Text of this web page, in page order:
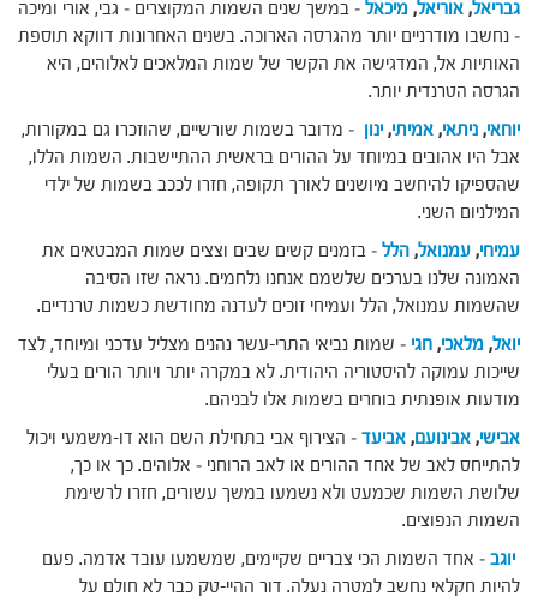
גבריאל, אוריאל, מיכאל – במשך שנים השמות המקוצרים – גבי, אורי ומיכה
– נחשבו מודרניים יותר מהגרסה הארוכה. בשנים האחרונות דווקא תוספת
האותיות אל, המדגישה את הקשר של שמות המלאכים לאלוהים, היא
הגרסה הטרנדית יותר.
יוחאי, ניתאי, אמיתי, ינון – מדובר בשמות שורשיים, שהוזכרו גם במקורות,
אבל היו אהובים במיוחד על ההורים בראשית ההתיישבות. השמות הללו,
שהספיקו להיחשב מיושנים לאורך תקופה, חזרו לככב בשמות של ילדי
המילניום השני.
עמיחי, עמנואל, הלל – בזמנים קשים שבים וצצים שמות המבטאים את
האמונה שלנו בערכים שלשמם אנחנו נלחמים. נראה שזו הסיבה
שהשמות עמנואל, הלל ועמיחי זוכים לעדנה מחודשת כשמות טרנדיים.
יואל, מלאכי, חגי – שמות נביאי התרי-עשר נהנים מצליל עדכני ומיוחד, לצד
שייכות עמוקה להיסטוריה היהודית. לא במקרה יותר ויותר הורים בעלי
מודעות אופנתית בוחרים בשמות אלו לבניהם.
אבישי, אבינועם, אביעד – הצירוף אבי בתחילת השם הוא דו-משמעי ויכול
להתייחס לאב של אחד ההורים או לאב הרוחני – אלוהים. כך או כך,
שלושת השמות שכמעט ולא נשמעו במשך עשורים, חזרו לרשימת
השמות הנפוצים.
יוגב – אחד השמות הכי צבריים שקיימים, שמשמעו עובד אדמה. פעם
להיות חקלאי נחשב למטרה נעלה. דור ההיי-טק כבר לא חולם על